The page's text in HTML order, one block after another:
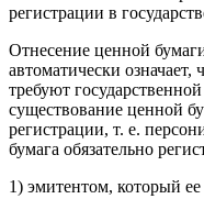
регистрации в
Отнесение ценной
автоматически означает,
требуют
существование ценной
регистрации, т. е.
бумага обязательно
1) эмитентом, который